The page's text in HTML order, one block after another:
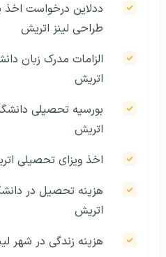
ددلاین درخواست اخذ
طراحی لینز اتریش
الزامات مدرک زبان
اتریش
بورسیه تحصیلی
اتریش
اخذ ویزای تحصیلی
هزینه تحصیل در
اتریش
هزینه زندگی در شهر